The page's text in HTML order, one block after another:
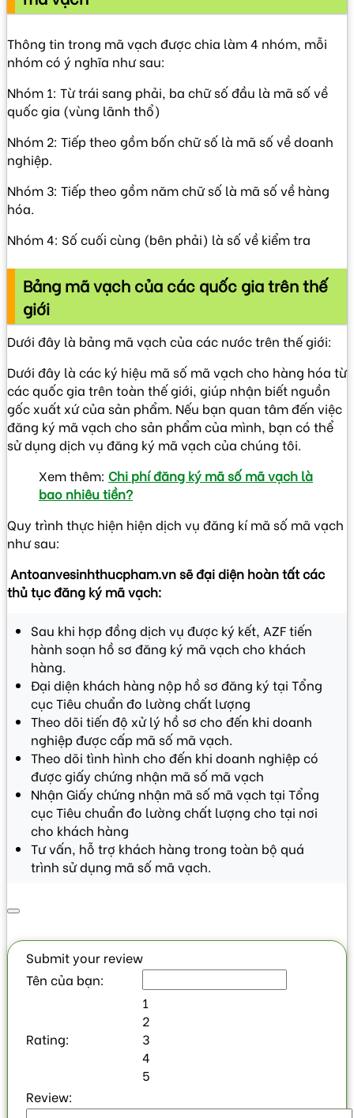
Thông tin trong mã vạch được chia làm 4 nhóm, mỗi
nhóm có ý nghĩa như sau:
Nhóm 1: Từ trái sang phải, ba chữ số đầu là mã số về
quốc gia (vùng lãnh thổ)
Nhóm 2: Tiếp theo gồm bốn chữ số là mã số về doanh
nghiệp.
Nhóm 3: Tiếp theo gồm năm chữ số là mã số về hàng
hóa.
Nhóm 4: Số cuối cùng (bên phải) là số về kiểm tra
Bảng mã vạch của các quốc gia trên thế
giới
Dưới đây là bảng mã vạch của các nước trên thế giới:
Dưới đây là các ký hiệu mã số mã vạch cho hàng hóa từ
các quốc gia trên toàn thế giới, giúp nhận biết nguồn
gốc xuất xứ của sản phẩm. Nếu bạn quan tâm đến việc
đăng ký mã vạch cho sản phẩm của mình, bạn có thể
sử dụng dịch vụ đăng ký mã vạch của chúng tôi.
Xem thêm: Chi phí đăng ký mã số mã vạch là
bao nhiêu tiền?
Quy trình thực hiện hiện dịch vụ đăng kí mã số mã vạch
như sau:
Antoanvesinhthucpham.vn sẽ đại diện hoàn tất các
thủ tục đăng ký mã vạch:
Sau khi hợp đồng dịch vụ được ký kết, AZF tiến
hành soạn hồ sơ đăng ký mã vạch cho khách
hàng.
Đại diện khách hàng nộp hồ sơ đăng ký tại Tổng
cục Tiêu chuẩn đo lường chất lượng
Theo dõi tiến độ xử lý hồ sơ cho đến khi doanh
nghiệp được cấp mã số mã vạch.
Theo dõi tình hình cho đến khi doanh nghiệp có
được giấy chứng nhận mã số mã vạch
Nhận Giấy chứng nhận mã số mã vạch tại Tổng
cục Tiêu chuẩn đo lường chất lượng cho tại nơi
cho khách hàng
Tư vấn, hỗ trợ khách hàng trong toàn bộ quá
trình sử dụng mã số mã vạch.
Submit your review
Tên của bạn:
Rating:
1
2
3
4
5
Review: